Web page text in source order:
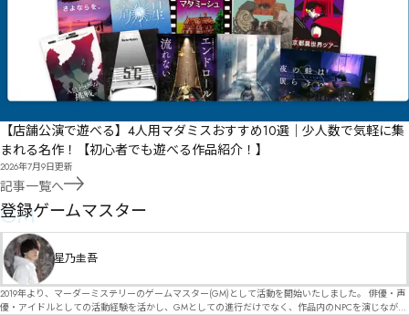
【店舗公演で遊べる】4人用マダミスおすすめ10選｜少人数で気軽に集
まれる名作！【初心者でも遊べる作品紹介！】
2026年7月9日更新
記事一覧へ
GM
登録ゲームマスター
星乃圭吾
2019年より、マーダーミステリーのゲームマスター(GM)として活動を開始いたしました。 俳優・声
優・アイドルとしての活動経験を活かし、GMとしての進行だけでなく、作品内のNPCを演じなが